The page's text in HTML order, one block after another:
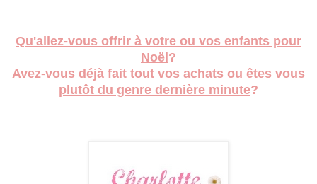
Qu'allez-vous offrir à votre ou vos enfants pour
Noël?
Avez-vous déjà fait tout vos achats ou êtes vous
plutôt du genre dernière minute?